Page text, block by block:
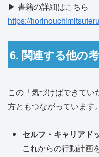
▶ 書籍の詳細はこちら
https://
6. 関連する他の
この「気づけばできてい
方ともつながっています。
セルフ・キャリアド
これからの行動計画